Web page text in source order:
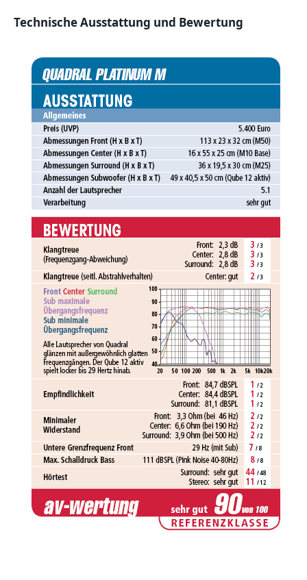
Technische Ausstattung und Bewertung